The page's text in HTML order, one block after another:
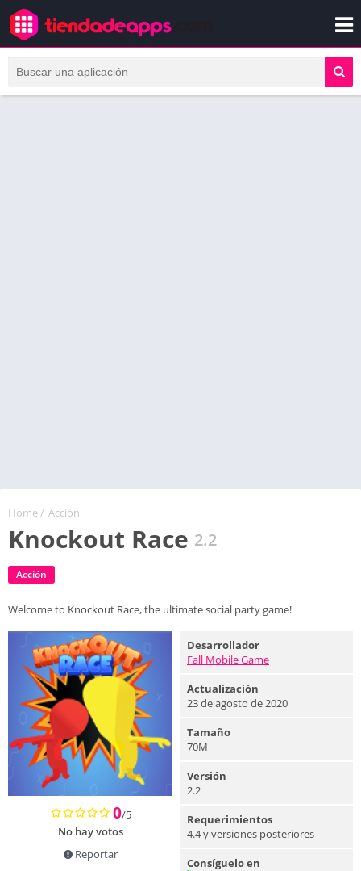
Home/ Acción
Knockout Race 2.2
Acción
Welcome to Knockout Race, the ultimate social party game!
0/5
No hay votos
Reportar
Desarrollador
Fall Mobile Game
Actualización
23 de agosto de 2020
Tamaño
70M
Versión
2.2
Requerimientos
4.4 y versiones posteriores
Consíguelo en